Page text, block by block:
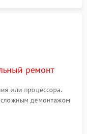
ремонт
или процессора.
демонтажом
дорожек,
EEPROM